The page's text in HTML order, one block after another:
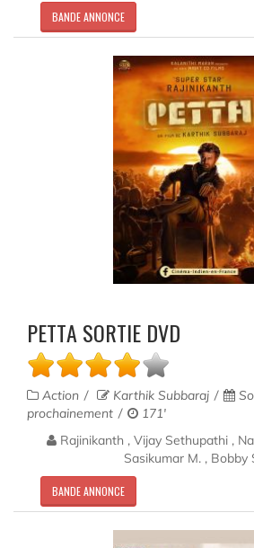
BANDE ANNONCE
PETTA SORTIE DVD
Action Karthik Subbaraj
prochainement
171'
Rajinikanth , Vijay Sethupathi ,
Sasikumar M. , Bobby
BANDE ANNONCE